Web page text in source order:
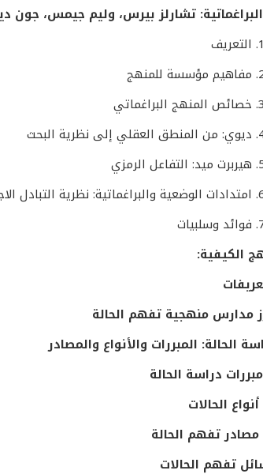
: المبررات والأنواع والمصادر